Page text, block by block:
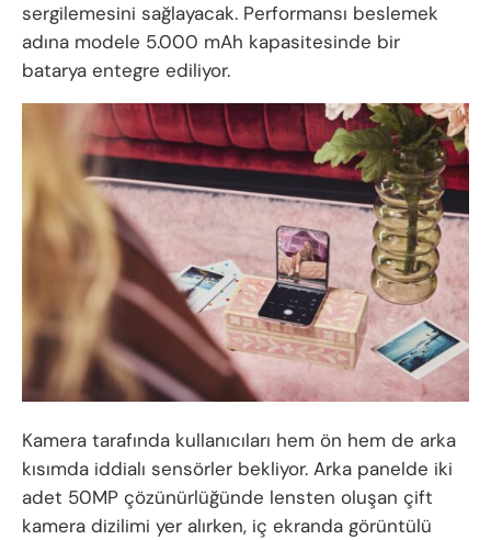
sergilemesini sağlayacak. Performansı beslemek
adına modele 5.000 mAh kapasitesinde bir
batarya entegre ediliyor.
Kamera tarafında kullanıcıları hem ön hem de arka
kısımda iddialı sensörler bekliyor. Arka panelde iki
adet 50MP çözünürlüğünde lensten oluşan çift
kamera dizilimi yer alırken, iç ekranda görüntülü